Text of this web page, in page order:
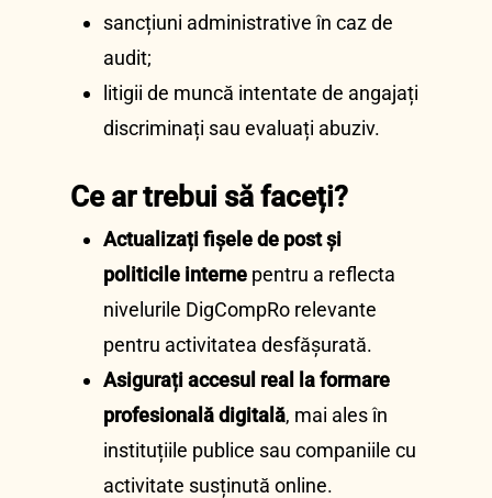
sancțiuni administrative în caz de
audit;
litigii de muncă intentate de angajați
discriminați sau evaluați abuziv.
Ce ar trebui să faceți?
Actualizați fișele de post și
politicile interne pentru a reflecta
nivelurile DigCompRo relevante
pentru activitatea desfășurată.
Asigurați accesul real la formare
profesională digitală, mai ales în
instituțiile publice sau companiile cu
activitate susținută online.